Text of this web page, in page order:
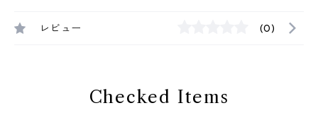
レビュー (0)
Checked Items